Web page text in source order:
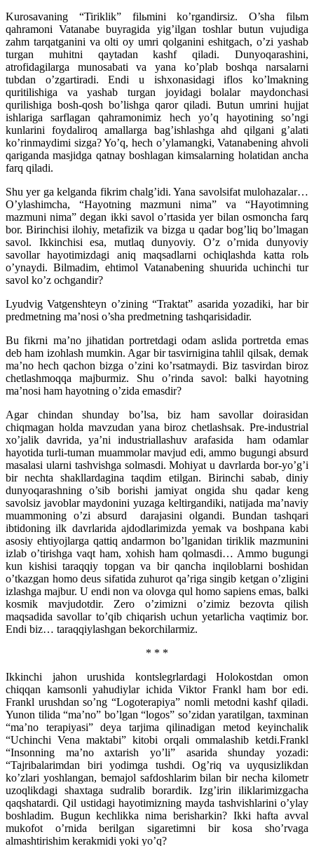
Kurosavaning “Tiriklik” filьmini ko’rgandirsiz. O’sha filьm
qahramoni Vatanabe buyragida yig’ilgan toshlar butun vujudiga
zahm tarqatganini va olti oy umri qolganini eshitgach, o’zi yashab
turgan muhitni qaytadan kashf qiladi. Dunyoqarashini,
atrofidagilarga munosabati va yana ko’plab boshqa narsalarni
tubdan o’zgartiradi. Endi u ishxonasidagi iflos ko’lmakning
quritilishiga va yashab turgan joyidagi bolalar maydonchasi
qurilishiga bosh-qosh bo’lishga qaror qiladi. Butun umrini hujjat
ishlariga sarflagan qahramonimiz hech yo’q hayotining so’ngi
kunlarini foydaliroq amallarga bag’ishlashga ahd qilgani g’alati
ko’rinmaydimi sizga? Yo’q, hech o’ylamangki, Vatanabening ahvoli
qariganda masjidga qatnay boshlagan kimsalarning holatidan ancha
farq qiladi.
Shu yer ga kelganda fikrim chalg’idi. Yana savolsifat mulohazalar…
O’ylashimcha, “Hayotning mazmuni nima” va “Hayotimning
mazmuni nima” degan ikki savol o’rtasida yer bilan osmoncha farq
bor. Birinchisi ilohiy, metafizik va bizga u qadar bog’liq bo’lmagan
savol. Ikkinchisi esa, mutlaq dunyoviy. O’z o’rnida dunyoviy
savollar hayotimizdagi aniq maqsadlarni ochiqlashda katta rolь
o’ynaydi. Bilmadim, ehtimol Vatanabening shuurida uchinchi tur
savol ko’z ochgandir?
Lyudvig Vatgenshteyn o’zining “Traktat” asarida yozadiki, har bir
predmetning ma’nosi o’sha predmetning tashqarisidadir.
Bu fikrni ma’no jihatidan portretdagi odam aslida portretda emas
deb ham izohlash mumkin. Agar bir tasvirnigina tahlil qilsak, demak
ma’no hech qachon bizga o’zini ko’rsatmaydi. Biz tasvirdan biroz
chetlashmoqqa majburmiz. Shu o’rinda savol: balki hayotning
ma’nosi ham hayotning o’zida emasdir?
Agar chindan shunday bo’lsa, biz ham savollar doirasidan
chiqmagan holda mavzudan yana biroz chetlashsak. Pre-industrial
xo’jalik davrida, ya’ni industriallashuv arafasida ham odamlar
hayotida turli-tuman muammolar mavjud edi, ammo bugungi absurd
masalasi ularni tashvishga solmasdi. Mohiyat u davrlarda bor-yo’g’i
bir nechta shakllardagina taqdim etilgan. Birinchi sabab, diniy
dunyoqarashning o’sib borishi jamiyat ongida shu qadar keng
savolsiz javoblar maydonini yuzaga keltirgandiki, natijada ma’naviy
muammoning o’zi absurd darajasini olgandi. Bundan tashqari
ibtidoning ilk davrlarida ajdodlarimizda yemak va boshpana kabi
asosiy ehtiyojlarga qattiq andarmon bo’lganidan tiriklik mazmunini
izlab o’tirishga vaqt ham, xohish ham qolmasdi… Ammo bugungi
kun kishisi taraqqiy topgan va bir qancha inqiloblarni boshidan
o’tkazgan homo deus sifatida zuhurot qa’riga singib ketgan o’zligini
izlashga majbur. U endi non va olovga qul homo sapiens emas, balki
kosmik mavjudotdir. Zero o’zimizni o’zimiz bezovta qilish
maqsadida savollar to’qib chiqarish uchun yetarlicha vaqtimiz bor.
Endi biz… taraqqiylashgan bekorchilarmiz.
* * *
Ikkinchi jahon urushida kontslegrlardagi Holokostdan omon
chiqqan kamsonli yahudiylar ichida Viktor Frankl ham bor edi.
Frankl urushdan so’ng “Logoterapiya” nomli metodni kashf qiladi.
Yunon tilida “ma’no” bo’lgan “logos” so’zidan yaratilgan, taxminan
“ma’no terapiyasi” deya tarjima qilinadigan metod keyinchalik
“Uchinchi Vena maktabi” kitobi orqali ommalashib ketdi.Frankl
“Insonning ma’no axtarish yo’li” asarida shunday yozadi:
“Tajribalarimdan biri yodimga tushdi. Og’riq va uyqusizlikdan
ko’zlari yoshlangan, bemajol safdoshlarim bilan bir necha kilometr
uzoqlikdagi shaxtaga sudralib borardik. Izg’irin iliklarimizgacha
qaqshatardi. Qil ustidagi hayotimizning mayda tashvishlarini o’ylay
boshladim. Bugun kechlikka nima berisharkin? Ikki hafta avval
mukofot o’rnida berilgan sigaretimni bir kosa sho’rvaga
almashtirishim kerakmidi yoki yo’q?